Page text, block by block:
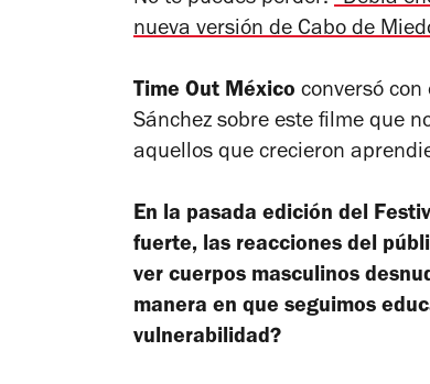
nueva versión de Cabo de
Time Out México conversó
Sánchez sobre este filme que
aquellos que crecieron
En la pasada edición del
fuerte, las reacciones del
ver cuerpos masculinos
manera en que seguimos
vulnerabilidad?